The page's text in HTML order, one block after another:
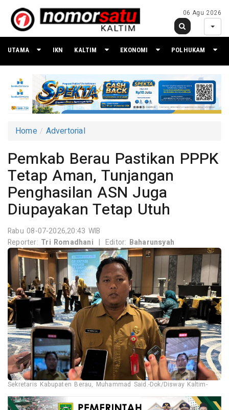
06 Agu 2026
UTAMA IKN KALTIM EKONOMI POLHUKAM
Home Advertorial
Pemkab Berau Pastikan PPPK
Tetap Aman, Tunjangan
Penghasilan ASN Juga
Diupayakan Tetap Utuh
Rabu 08-07-2026,20:43 WIB
Reporter: Tri Romadhani | Editor: Baharunsyah
Sekretaris Kabupaten Berau, Muhammad Said.-Dok/Disway Kaltim-